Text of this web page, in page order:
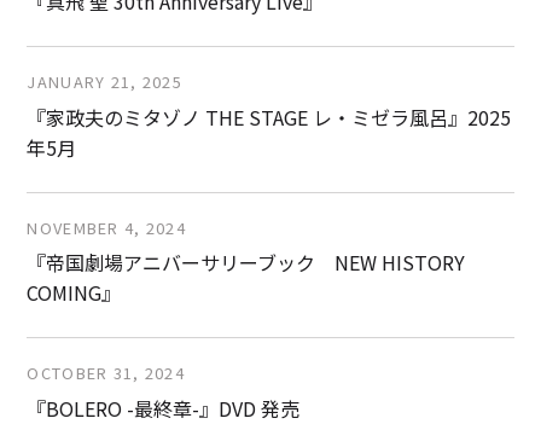
JANUARY 21, 2025
『家政夫のミタゾノ THE STAGE レ・ミゼラ風呂』2025
年5月
NOVEMBER 4, 2024
『帝国劇場アニバーサリーブック NEW HISTORY
COMING』
OCTOBER 31, 2024
『BOLERO -最終章-』DVD 発売